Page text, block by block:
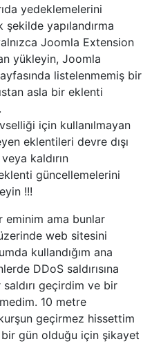
yedeklemelerini
şekilde yapılandırma
Joomla Extension
yükleyin, Joomla
listelenmemiş bir
asla bir eklenti
için kullanılmayan
eklentileri devre dışı
kaldırın
güncellemelerini
!!!
eminim ama bunlar
web sitesini
kullandığım ana
DDoS saldırısına
geçirdim ve bir
10 metre
geçirmez hissettim
bir gün olduğu için şikayet